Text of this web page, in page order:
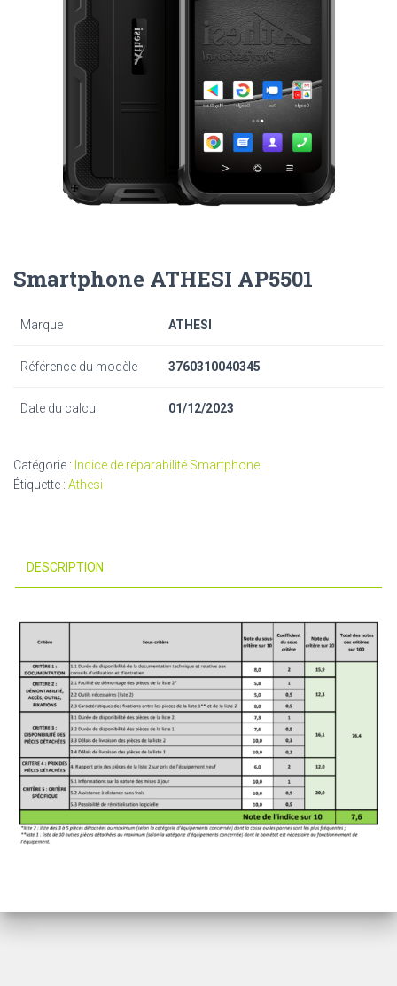
Smartphone ATHESI AP5501
Marque ATHESI
Référence du modèle 3760310040345
Date du calcul 01/12/2023
Catégorie : Indice de réparabilité Smartphone
Étiquette : Athesi
DESCRIPTION